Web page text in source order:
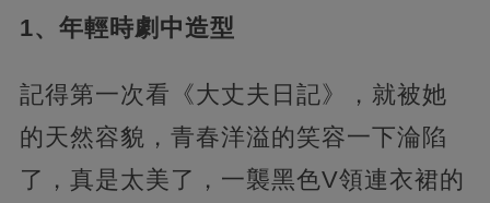
1、年輕時劇中造型
記得第一次看《大丈夫日記》，就被她
的天然容貌，青春洋溢的笑容一下淪陷
了，真是太美了，一襲黑色V領連衣裙的